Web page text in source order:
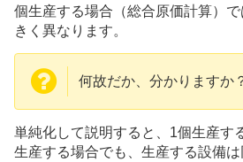
個生産する場合（総合原価計算）
きく異なります。
何故だか、分かりますか
単純化して説明すると、1個生産す
生産する場合でも、生産する設備